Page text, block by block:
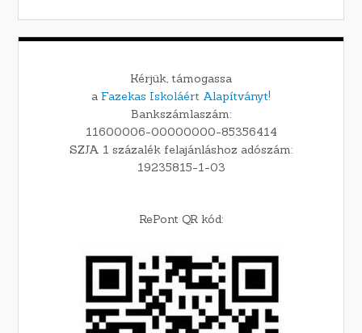
Kérjük, támogassa
a Fazekas Iskoláért Alapítványt!
Bankszámlaszám:
11600006-00000000-85356414
SZJA 1 százalék felajánláshoz adószám:
19235815-1-03
RePont QR kód: